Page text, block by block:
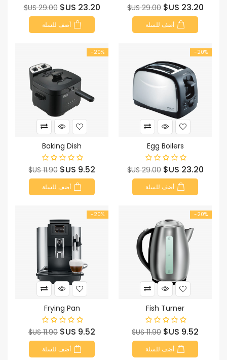
السعر
23.20 US$ السعر
الأساسي
29.00 US$
أضف للسلة
السعر
23.20 US$ السعر
الأساسي
29.00 US$
أضف للسلة
‎-20%
Egg Boilers
السعر
23.20 US$ السعر
الأساسي
29.00 US$
أضف للسلة
‎-20%
Baking Dish
السعر
9.52 US$ السعر
الأساسي
11.90 US$
أضف للسلة
‎-20%
Fish Turner
السعر
9.52 US$ السعر
الأساسي
11.90 US$
أضف للسلة
‎-20%
Frying Pan
السعر
9.52 US$ السعر
الأساسي
11.90 US$
أضف للسلة